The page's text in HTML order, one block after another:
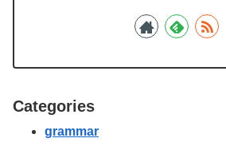
Categories
grammar